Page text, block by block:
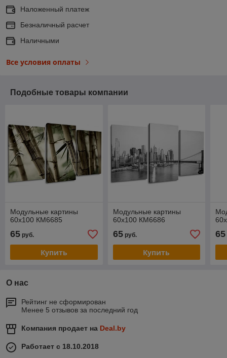
Наложенный платеж
Безналичный расчет
Наличными
Все условия оплаты
Подобные товары компании
Модульные картины
60x100 КМ6685
65 руб.
Купить
Модульные картины
60x100 КМ6686
65руб.
Купить
65
О нас
Рейтинг не сформирован
Менее 5 отзывов за последний год
Компания продает на Deal.by
Работает с 18.10.2018